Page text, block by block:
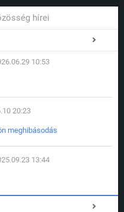
hírei
10:53
20:23
meghibásodás
13:44